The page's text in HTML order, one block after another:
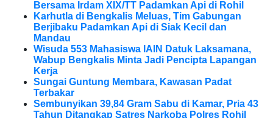
Bersama Irdam XIX/TT Padamkan Api di Rohil
Karhutla di Bengkalis Meluas, Tim Gabungan
Berjibaku Padamkan Api di Siak Kecil dan
Mandau
Wisuda 553 Mahasiswa IAIN Datuk Laksamana,
Wabup Bengkalis Minta Jadi Pencipta Lapangan
Kerja
Sungai Guntung Membara, Kawasan Padat
Terbakar
Sembunyikan 39,84 Gram Sabu di Kamar, Pria 43
Tahun Ditangkap Satres Narkoba Polres Rohil